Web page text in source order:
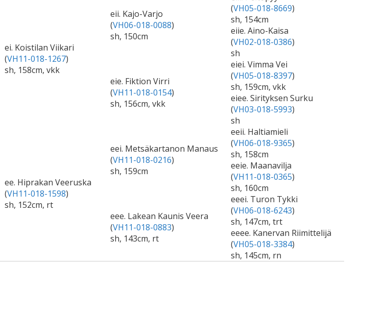
ei. Koistilan Viikari
(VH11-018-1267)
sh, 158cm, vkk
eii. Kajo-Varjo
(VH06-018-0088)
sh, 150cm
(VH05-018-8669)
sh, 154cm
eiie. Aino-Kaisa
(VH02-018-0386)
sh
eie. Fiktion Virri
(VH11-018-0154)
sh, 156cm, vkk
eiei. Vimma Vei
(VH05-018-8397)
sh, 159cm, vkk
eiee. Sirityksen Surku
(VH03-018-5993)
sh
ee. Hiprakan Veeruska
(VH11-018-1598)
sh, 152cm, rt
eei. Metsäkartanon Manaus
(VH11-018-0216)
sh, 159cm
eeii. Haltiamieli
(VH06-018-9365)
sh, 158cm
eeie. Maanavilja
(VH11-018-0365)
sh, 160cm
eee. Lakean Kaunis Veera
(VH11-018-0883)
sh, 143cm, rt
eeei. Turon Tykki
(VH06-018-6243)
sh, 147cm, trt
eeee. Kanervan Riimittelijä
(VH05-018-3384)
sh, 145cm, rn